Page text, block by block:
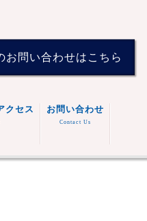
お問い合わせはこちら
クセス お問い合わせ
Contact Us